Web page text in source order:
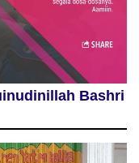
Bashri